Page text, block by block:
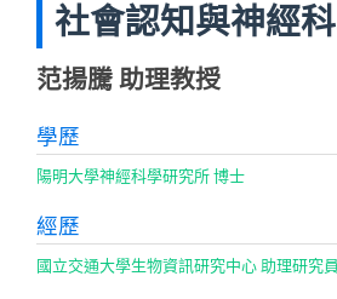
社會認知與神經
范揚騰 助理教授
學歷
陽明大學神經科學研究所 博士
經歷
國立交通大學生物資訊研究中心 助理研究員